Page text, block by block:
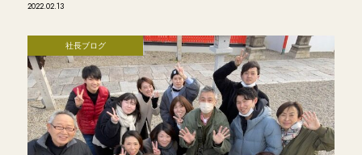
2022.02.13
社長ブログ